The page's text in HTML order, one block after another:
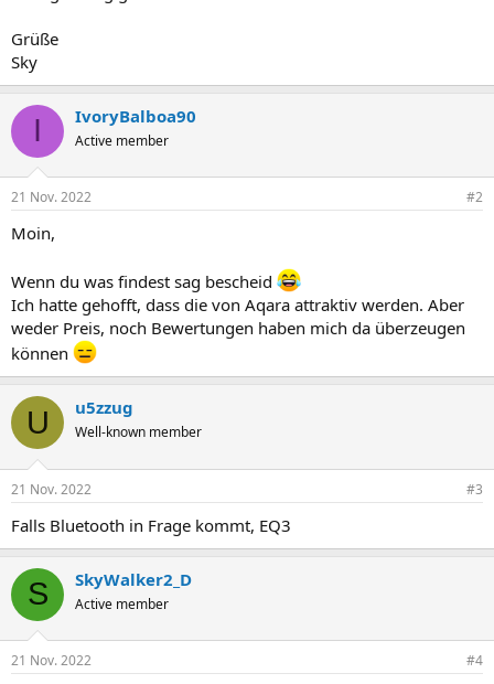
Grüße
Sky
I IvoryBalboa90
Active member
21 Nov. 2022 #2
Moin,
Wenn du was findest sag bescheid
Ich hatte gehofft, dass die von Aqara attraktiv werden. Aber
weder Preis, noch Bewertungen haben mich da überzeugen
können
U u5zzug
Well-known member
21 Nov. 2022 #3
Falls Bluetooth in Frage kommt, EQ3
S SkyWalker2_D
Active member
21 Nov. 2022 #4